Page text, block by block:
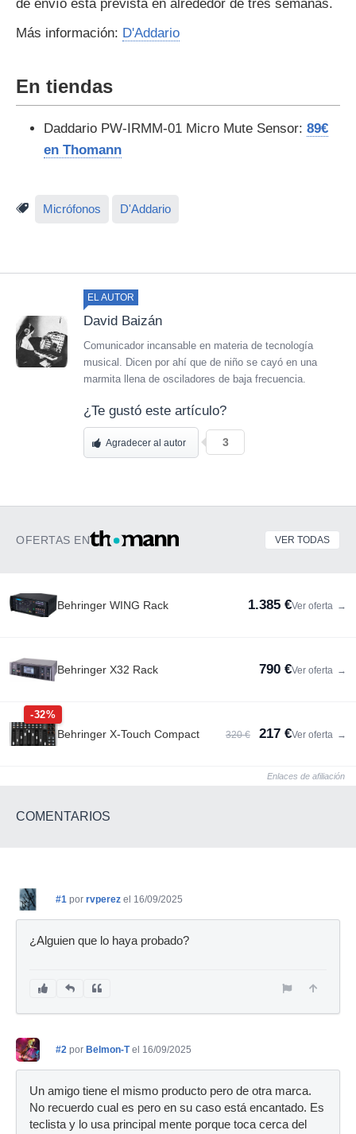
de envío está prevista en alrededor de tres semanas.
Más información: D'Addario
En tiendas
Daddario PW-IRMM-01 Micro Mute Sensor: 89€
en Thomann
Micrófonos D'Addario
EL AUTOR
David Baizán
Comunicador incansable en materia de tecnología
musical. Dicen por ahí que de niño se cayó en una
marmita llena de osciladores de baja frecuencia.
¿Te gustó este artículo?
Agradecer al autor 3
OFERTAS EN VER TODAS
Behringer WING Rack 1.385 €Ver oferta →
Behringer X32 Rack 790 €Ver oferta →
-32%
Behringer X-Touch Compact 320 € 217 €Ver oferta →
Enlaces de afiliación
COMENTARIOS
#1 por rvperez el 16/09/2025
¿Alguien que lo haya probado?
#2 por Belmon-T el 16/09/2025
Un amigo tiene el mismo producto pero de otra marca.
No recuerdo cual es pero en su caso está encantado. Es
teclista y lo usa principal mente porque toca cerca del